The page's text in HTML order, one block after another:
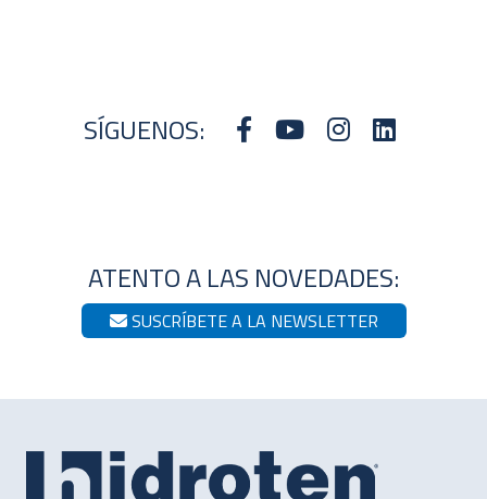
SÍGUENOS:
ATENTO A LAS NOVEDADES:
SUSCRÍBETE A LA NEWSLETTER